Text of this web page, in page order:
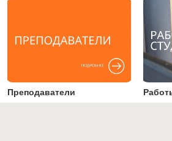
Преподаватели